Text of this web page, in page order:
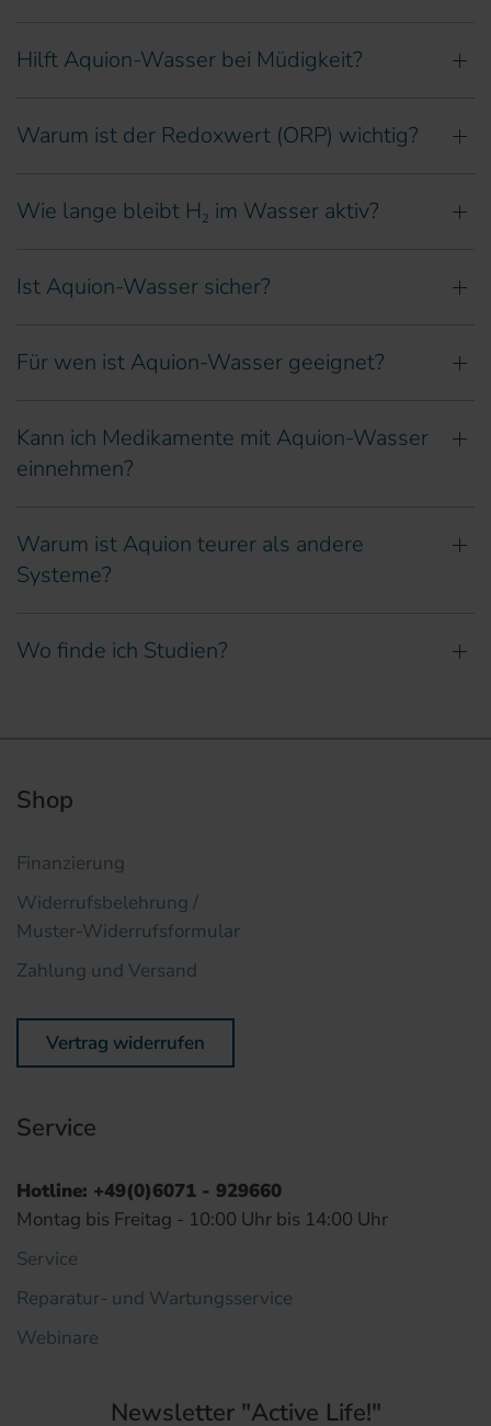
Hilft Aquion-Wasser bei Müdigkeit?
Warum ist der Redoxwert (ORP) wichtig?
Wie lange bleibt H₂ im Wasser aktiv?
Ist Aquion-Wasser sicher?
Für wen ist Aquion-Wasser geeignet?
Kann ich Medikamente mit Aquion-Wasser
einnehmen?
Warum ist Aquion teurer als andere
Systeme?
Wo finde ich Studien?
Shop
Finanzierung
Widerrufsbelehrung /
Muster-Widerrufsformular
Zahlung und Versand
Vertrag widerrufen
Service
Hotline: +49(0)6071 - 929660
Montag bis Freitag - 10:00 Uhr bis 14:00 Uhr
Service
Reparatur- und Wartungsservice
Webinare
Newsletter "Active Life!"